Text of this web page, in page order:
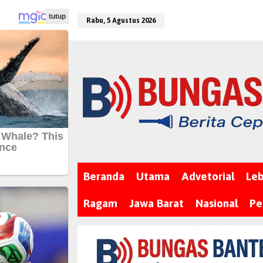
a
i
k
e
k
o
n
e
n
Rabu, 5 Agustus 2026
Beranda Utama Advetorial
Ragam Jawa Barat Nasional
tutup